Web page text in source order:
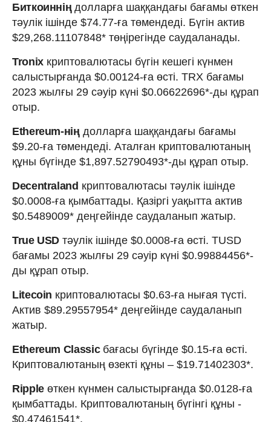
Биткоинніңдолларға шаққандағы бағамы өткен
тәулік ішінде $74.77-ға төмендеді. Бүгін актив
$29,268.11107848* төңірегінде саудаланады.
Tronixкриптовалютасы бүгін кешегі күнмен
салыстырғанда $0.00124-ға өсті. TRX бағамы
2023 жылғы 29 сәуір күні $0.06622696*-ды құрап
отыр.
Ethereum-ніңдолларға шаққандағы бағамы
$9.20-ға төмендеді. Аталған криптовалютаның
құны бүгінде $1,897.52790493*-ды құрап отыр.
Decentraland криптовалютасы тәулік ішінде
$0.0008-ға қымбаттады. Қазіргі уақытта актив
$0.5489009* деңгейінде саудаланып жатыр.
True USD тәулік ішінде $0.0008-ға өсті. TUSD
бағамы 2023 жылғы 29 сәуір күні $0.99884456*-
ды құрап отыр.
Litecoin криптовалютасы $0.63-ға нығая түсті.
Актив $89.29557954* деңгейінде саудаланып
жатыр.
Ethereum Classicбағасы бүгінде $0.15-ға өсті.
Криптовалютаның өзекті құны – $19.71402303*.
Rippleөткен күнмен салыстырғанда $0.0128-ға
қымбаттады. Криптовалютаның бүгінгі құны -
$0.47461541*.